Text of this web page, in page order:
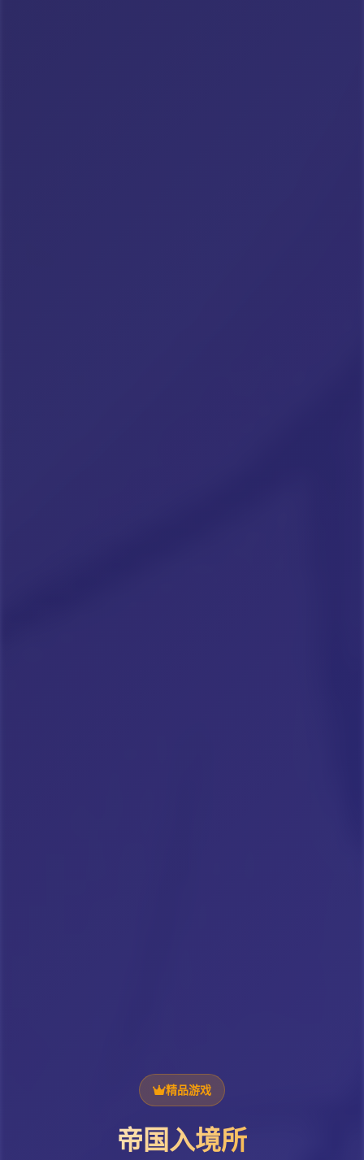
精品游戏
帝国入境所